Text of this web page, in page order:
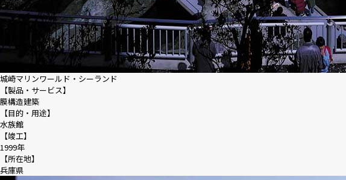
城崎マリンワールド・シーランド
【製品・サービス】
膜構造建築
【目的・用途】
水族館
【竣工】
1999年
【所在地】
兵庫県